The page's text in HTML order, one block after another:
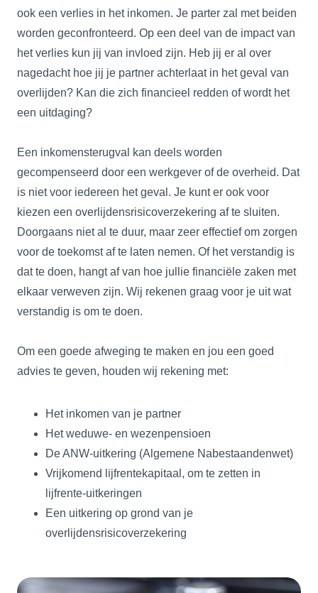
ook een verlies in het inkomen. Je parter zal met beiden
worden geconfronteerd. Op een deel van de impact van
het verlies kun jij van invloed zijn. Heb jij er al over
nagedacht hoe jij je partner achterlaat in het geval van
overlijden? Kan die zich financieel redden of wordt het
een uitdaging?
Een inkomensterugval kan deels worden
gecompenseerd door een werkgever of de overheid. Dat
is niet voor iedereen het geval. Je kunt er ook voor
kiezen een overlijdensrisicoverzekering af te sluiten.
Doorgaans niet al te duur, maar zeer effectief om zorgen
voor de toekomst af te laten nemen. Of het verstandig is
dat te doen, hangt af van hoe jullie financiële zaken met
elkaar verweven zijn. Wij rekenen graag voor je uit wat
verstandig is om te doen.
Om een goede afweging te maken en jou een goed
advies te geven, houden wij rekening met:
Het inkomen van je partner
Het weduwe- en wezenpensioen
De ANW-uitkering (Algemene Nabestaandenwet)
Vrijkomend lijfrentekapitaal, om te zetten in
lijfrente-uitkeringen
Een uitkering op grond van je
overlijdensrisicoverzekering